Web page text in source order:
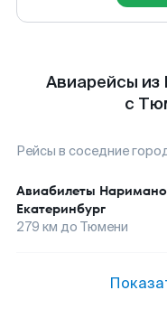
Авиарейсы
с
Рейсы в соседние
Авиабилеты
Екатеринбург
279 км до Тюмени